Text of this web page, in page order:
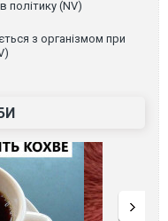
політику (NV)
з організмом при